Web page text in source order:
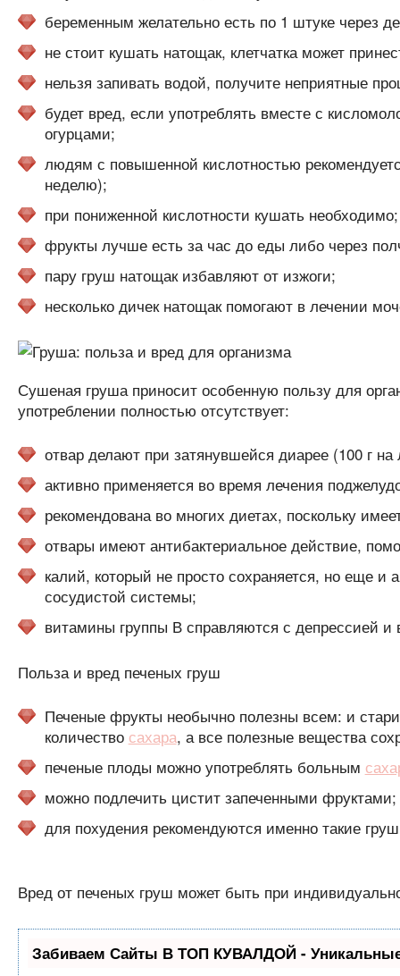
беременным желательно есть по 1 штуке через
не стоит кушать натощак, клетчатка может
нельзя запивать водой, получите неприятные
будет вред, если употреблять вместе с
огурцами;
людям с повышенной кислотностью
неделю);
при пониженной кислотности кушать необходимо;
фрукты лучше есть за час до еды либо через
пару груш натощак избавляют от изжоги;
несколько дичек натощак помогают в лечении
Сушеная груша приносит особенную пользу для
употреблении полностью отсутствует:
отвар делают при затянувшейся диарее (100 г
активно применяется во время лечения
рекомендована во многих диетах, поскольку
отвары имеют антибактериальное действие,
калий, который не просто сохраняется, но еще и
сосудистой системы;
витамины группы В справляются с депрессией
Польза и вред печеных груш
Печеные фрукты необычно полезны всем: и
количество сахара, а все полезные вещества
печеные плоды можно употреблять больным
можно подлечить цистит запеченными фруктами;
для похудения рекомендуются именно такие
Вред от печеных груш может быть при
Забиваем Сайты В ТОП КУВАЛДОЙ - Уникальные